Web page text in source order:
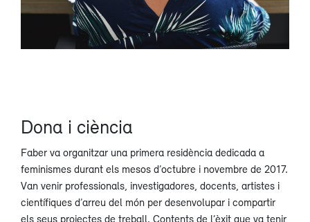
Dona i ciència
Faber va organitzar una primera residència dedicada a
feminismes durant els mesos d’octubre i novembre de 2017.
Van venir professionals, investigadores, docents, artistes i
científiques d’arreu del món per desenvolupar i compartir
els seus projectes de treball. Contents de l’èxit que va tenir